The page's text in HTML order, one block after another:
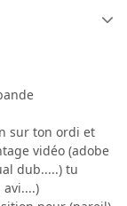
sur ton ordi et
vidéo (adobe
dub.....) tu